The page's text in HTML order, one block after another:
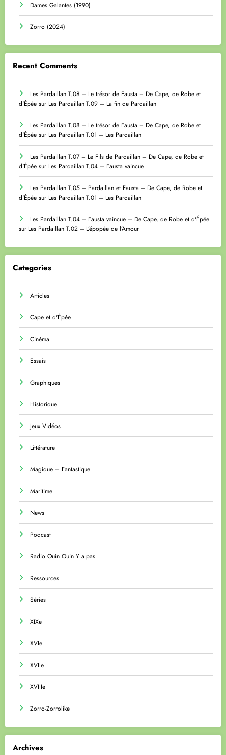
Dames Galantes (1990)
Zorro (2024)
Recent Comments
Les Pardaillan T.08 – Le trésor de Fausta – De Cape, de Robe et
d'Épée sur Les Pardaillan T.09 – La fin de Pardaillan
Les Pardaillan T.08 – Le trésor de Fausta – De Cape, de Robe et
d'Épée sur Les Pardaillan T.01 – Les Pardaillan
Les Pardaillan T.07 – Le Fils de Pardaillan – De Cape, de Robe et
d'Épée sur Les Pardaillan T.04 – Fausta vaincue
Les Pardaillan T.05 – Pardaillan et Fausta – De Cape, de Robe et
d'Épée sur Les Pardaillan T.01 – Les Pardaillan
Les Pardaillan T.04 – Fausta vaincue – De Cape, de Robe et d'Épée
sur Les Pardaillan T.02 – L’épopée de l’Amour
Categories
Articles
Cape et d'Épée
Cinéma
Essais
Graphiques
Historique
Jeux Vidéos
Littérature
Magique – Fantastique
Maritime
News
Podcast
Radio Ouin Ouin Y a pas
Ressources
Séries
XIXe
XVIe
XVIIe
XVIIIe
Zorro-Zorrolike
Archives